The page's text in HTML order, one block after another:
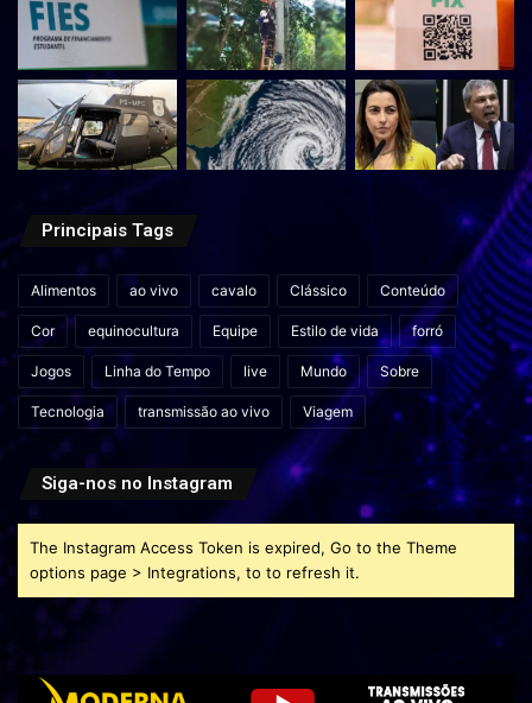
Principais Tags
Alimentos ao vivo cavalo Clássico Conteúdo
Cor equinocultura Equipe Estilo de vida forró
Jogos Linha do Tempo live Mundo Sobre
Tecnologia transmissão ao vivo Viagem
Siga-nos no Instagram
The Instagram Access Token is expired, Go to the Theme
options page > Integrations, to to refresh it.